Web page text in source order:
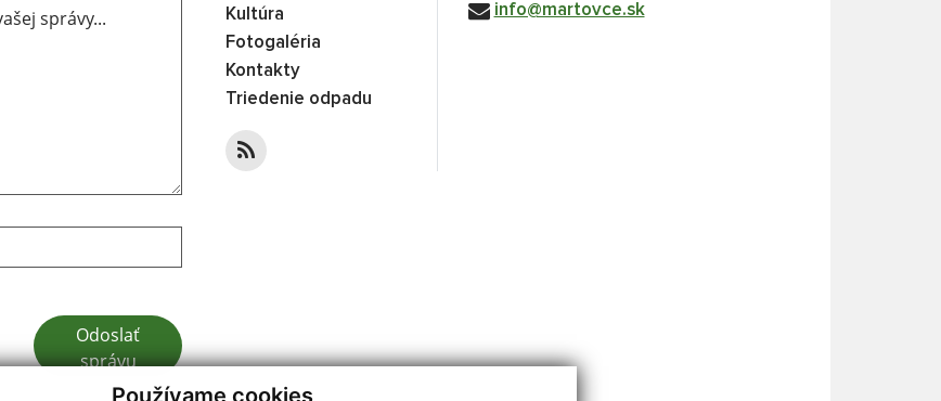
Používame cookies
Google reCaptcha Response
Odoslať
správu
Kultúra
Fotogaléria
Kontakty
Triedenie odpadu
info@martovce.sk